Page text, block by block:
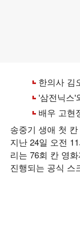
송중기 생애 첫
지난 24일 오전
리는 76회 칸 영
진행되는 공식 스